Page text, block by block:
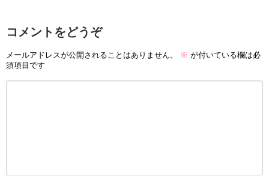
コメントをどうぞ
メールアドレスが公開されることはありません。 ※ が付いている欄は必
須項目です